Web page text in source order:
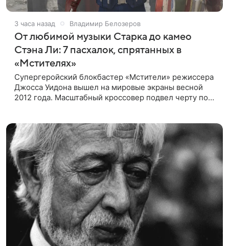
3 часа назад Владимир Белозеров
От любимой музыки Старка до камео
Стэна Ли: 7 пасхалок, спрятанных в
«Мстителях»
Супергеройский блокбастер «Мстители» режиссера
Джосса Уидона вышел на мировые экраны весной
2012 года. Масштабный кроссовер подвел черту под